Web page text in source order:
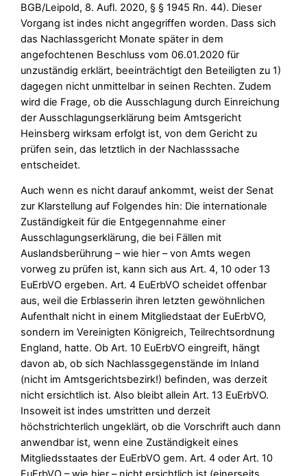
BGB/Leipold, 8. Aufl. 2020, § § 1945 Rn. 44). Dieser
Vorgang ist indes nicht angegriffen worden. Dass sich
das Nachlassgericht Monate später in dem
angefochtenen Beschluss vom 06.01.2020 für
unzuständig erklärt, beeinträchtigt den Beteiligten zu 1)
dagegen nicht unmittelbar in seinen Rechten. Zudem
wird die Frage, ob die Ausschlagung durch Einreichung
der Ausschlagungserklärung beim Amtsgericht
Heinsberg wirksam erfolgt ist, von dem Gericht zu
prüfen sein, das letztlich in der Nachlasssache
entscheidet.
Auch wenn es nicht darauf ankommt, weist der Senat
zur Klarstellung auf Folgendes hin: Die internationale
Zuständigkeit für die Entgegennahme einer
Ausschlagungserklärung, die bei Fällen mit
Auslandsberührung – wie hier – von Amts wegen
vorweg zu prüfen ist, kann sich aus Art. 4, 10 oder 13
EuErbVO ergeben. Art. 4 EuErbVO scheidet offenbar
aus, weil die Erblasserin ihren letzten gewöhnlichen
Aufenthalt nicht in einem Mitgliedstaat der EuErbVO,
sondern im Vereinigten Königreich, Teilrechtsordnung
England, hatte. Ob Art. 10 EuErbVO eingreift, hängt
davon ab, ob sich Nachlassgegenstände im Inland
(nicht im Amtsgerichtsbezirk!) befinden, was derzeit
nicht ersichtlich ist. Also bleibt allein Art. 13 EuErbVO.
Insoweit ist indes umstritten und derzeit
höchstrichterlich ungeklärt, ob die Vorschrift auch dann
anwendbar ist, wenn eine Zuständigkeit eines
Mitgliedsstaates der EuErbVO gem. Art. 4 oder Art. 10